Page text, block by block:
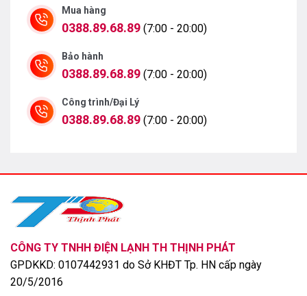
Công nghệ AI Picture Pro cùng AI Super Upscalling và
Dynamic Tone Mapping Pro nâng cấp chất lượng hình
Mua hàng
0388.89.68.89 (7:00 - 20:00)
Bảo hành
0388.89.68.89 (7:00 - 20:00)
Công trình/Đại Lý
0388.89.68.89 (7:00 - 20:00)
CÔNG TY TNHH ĐIỆN LẠNH TH THỊNH PHÁT
GPDKKD: 0107442931 do Sở KHĐT Tp. HN cấp ngày
20/5/2016